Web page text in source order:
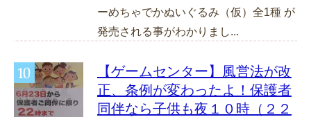
ーめちゃでかぬいぐるみ（仮）全1種 が
発売される事がわかりまし...
【ゲームセンター】風営法が改
正、条例が変わったよ！保護者
同伴なら子供も夜１０時（２２